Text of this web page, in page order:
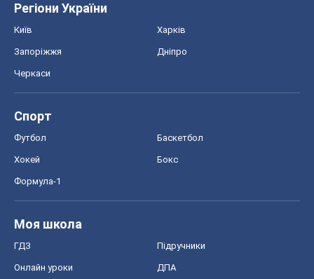
Регіони України
Київ Харків
Запоріжжя Дніпро
Черкаси
Спорт
Футбол Баскетбол
Хокей Бокс
Формула-1
Моя школа
ГДЗ Підручники
Онлайн уроки ДПА